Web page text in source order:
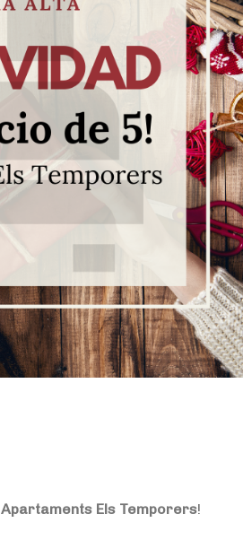
Apartaments Els Temporers!